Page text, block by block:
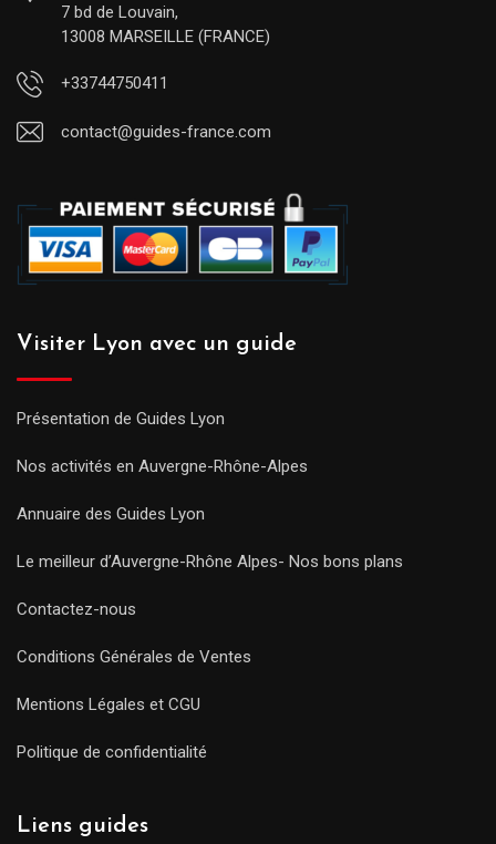
7 bd de Louvain,
13008 MARSEILLE (FRANCE)
+33744750411
contact@guides-france.com
Visiter Lyon avec un guide
Présentation de Guides Lyon
Nos activités en Auvergne-Rhône-Alpes
Annuaire des Guides Lyon
Le meilleur d’Auvergne-Rhône Alpes- Nos bons plans
Contactez-nous
Conditions Générales de Ventes
Mentions Légales et CGU
Politique de confidentialité
Liens guides